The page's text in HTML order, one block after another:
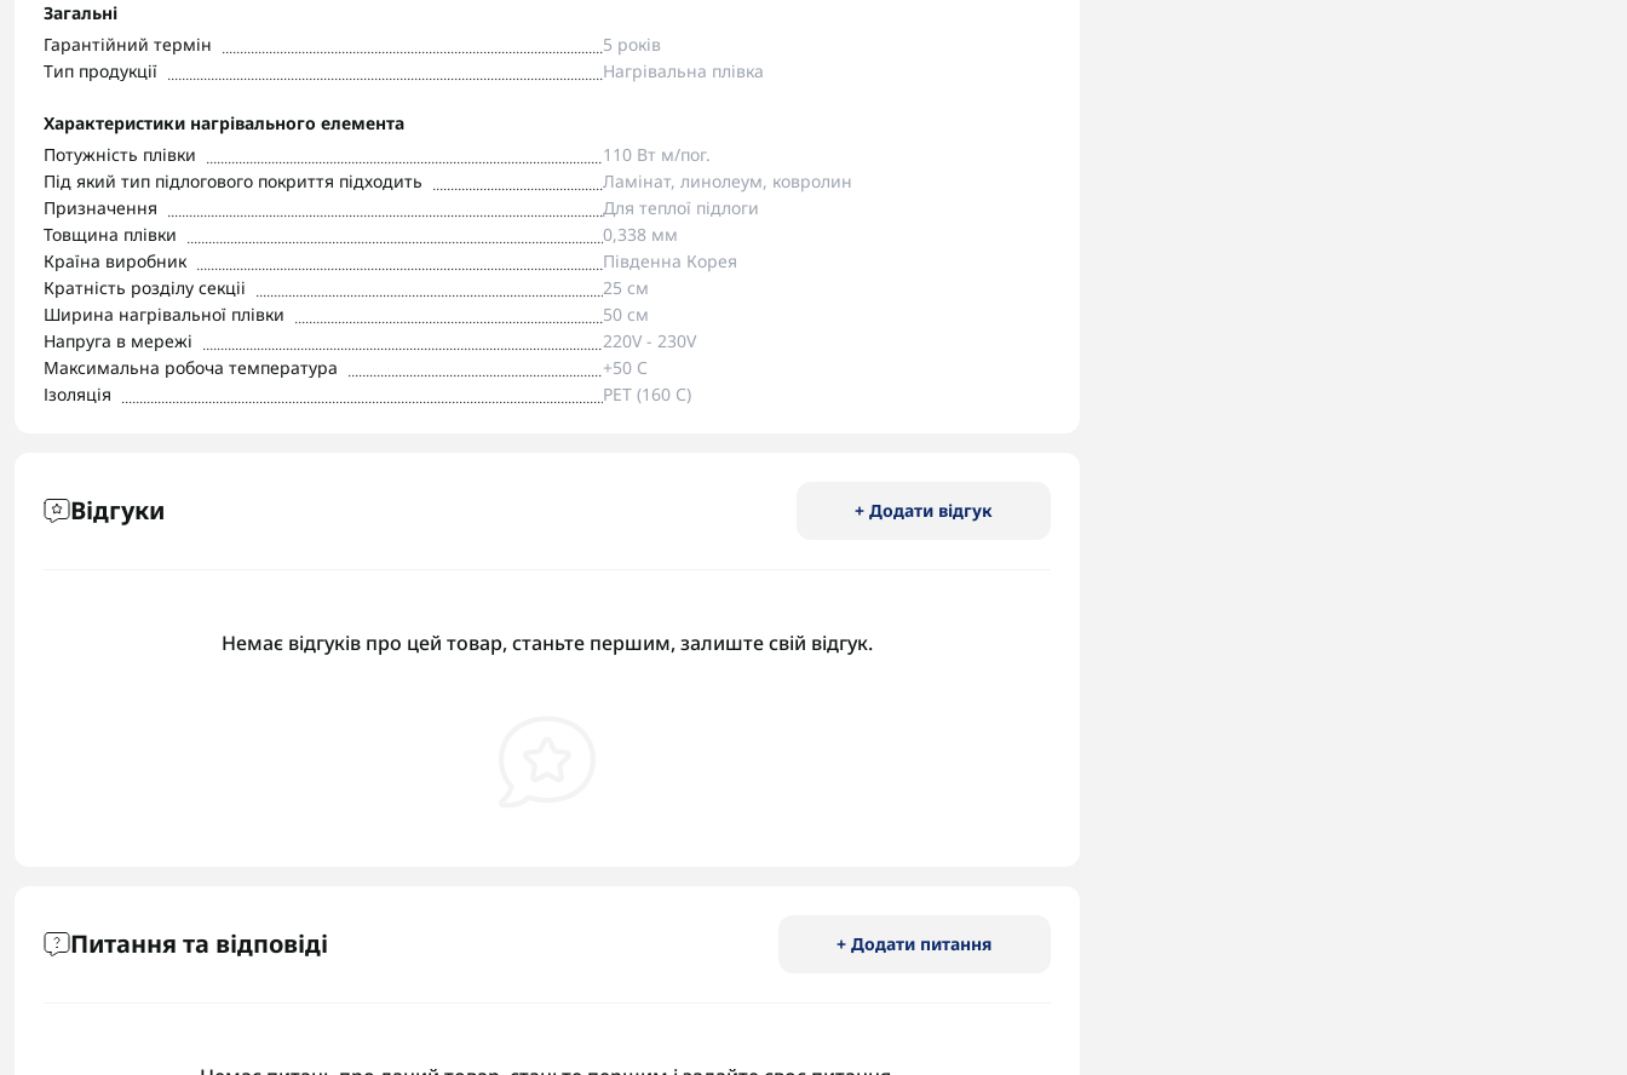
Загальні
Гарантійний термін
5 років
Тип продукції
Нагрівальна плівка
Характеристики нагрівального елемента
Потужність плівки
110 Вт м/пог.
Під який тип підлогового покриття підходить
Ламінат, линолеум, ковролин
Призначення
Для теплої підлоги
Товщина плівки
0,338 мм
Країна виробник
Південна Корея
Кратність розділу секціі
25 см
Ширина нагрівальної плівки
50 см
Напруга в мережі
220V - 230V
Максимальна робоча температура
+50 С
Ізоляція
PET (160 С)
Відгуки + Додати відгук
Немає відгуків про цей товар, станьте першим, залиште свій відгук.
Питання та відповіді + Додати питання